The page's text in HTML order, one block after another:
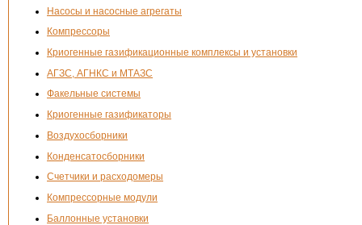
Насосы и насосные агрегаты
Компрессоры
Криогенные газификационные комплексы и установки
АГЗС, АГНКС и МТАЗС
Факельные системы
Криогенные газификаторы
Воздухосборники
Конденсатосборники
Счетчики и расходомеры
Компрессорные модули
Баллонные установки